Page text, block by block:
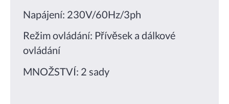
Napájení: 230V/60Hz/3ph
Režim ovládání: Přívěsek a dálkové
ovládání
MNOŽSTVÍ: 2 sady